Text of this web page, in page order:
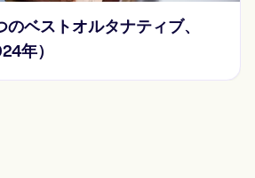
ベストオルタナティブ、
年）